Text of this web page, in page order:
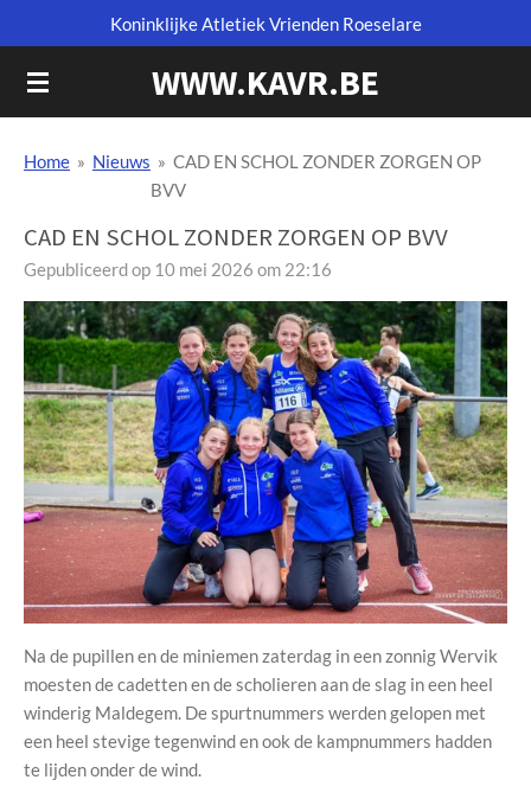
direct
naar
WWW.KAVR.BE
Koninklijke Atletiek Vrienden Roeselare
Home » Nieuws » CAD EN SCHOL ZONDER ZORGEN OP
BVV
CAD EN SCHOL ZONDER ZORGEN OP BVV
Gepubliceerd op 10 mei 2026 om 22:16
Na de pupillen en de miniemen zaterdag in een zonnig Wervik
moesten de cadetten en de scholieren aan de slag in een heel
winderig Maldegem. De spurtnummers werden gelopen met
een heel stevige tegenwind en ook de kampnummers hadden
te lijden onder de wind.